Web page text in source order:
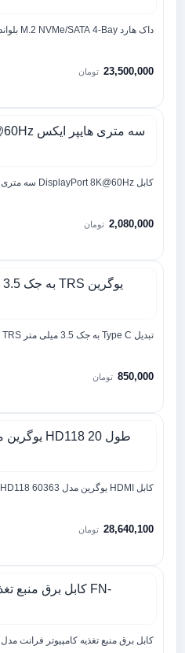
داک هارد M.2 NVMe/SATA 4-Bay بلواندلس مدل DB2804SNA
23,500,000 تومان
کابل DisplayPort 8K@60Hz سه متری هایپر ایکس HT013LF
2,080,000 تومان
تبدیل Type C به جک 3.5 میلی متر TRS یوگرین 30633 AV143
850,000 تومان
کابل HDMI یوگرین مدل 60363 HD118 طول 20 متر
28,640,100 تومان
کابل برق منبع تغذیه کامپیوتر فرانت مدل FN-PPCB30 طول 3 متر